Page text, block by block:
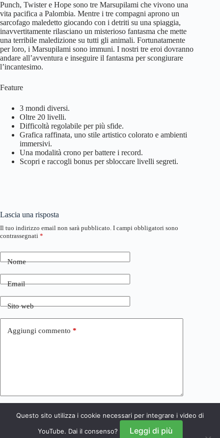
Punch, Twister e Hope sono tre Marsupilami che vivono una
vita pacifica a Palombia. Mentre i tre compagni aprono un
sarcofago maledetto giocando con i detriti su una spiaggia,
inavvertitamente rilasciano un misterioso fantasma che mette
una terribile maledizione su tutti gli animali. Fortunatamente
per loro, i Marsupilami sono immuni. I nostri tre eroi dovranno
andare all’avventura e inseguire il fantasma per scongiurare
l’incantesimo.
Feature
3 mondi diversi.
Oltre 20 livelli.
Difficoltà regolabile per più sfide.
Grafica raffinata, uno stile artistico colorato e ambienti
immersivi.
Una modalità crono per battere i record.
Scopri e raccogli bonus per sbloccare livelli segreti.
Lascia una risposta
Il tuo indirizzo email non sarà pubblicato. I campi obbligatori sono
contrassegnati *
Nome
Email
Sito web
Aggiungi commento *
Invia commento
Questo sito utilizza i cookie necessari per integrare i video di
YouTube. Dai il consenso?
Leggi di più